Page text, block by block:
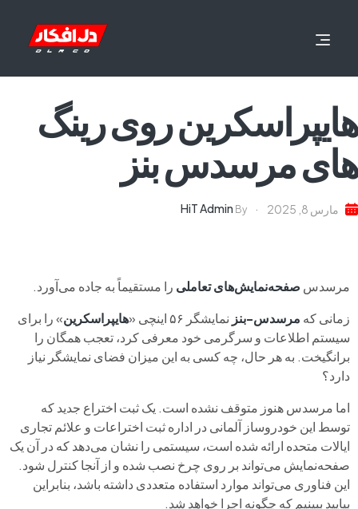
هایپراسکرین روی رینگ
های مرسدس بنز
مارس 8, 2025 By
HiT Admin
مرسدس صفحه‌نمایش‌های تعاملی را مستقیماً به جاده می‌آورد.
زمانی که مرسدس-بنز نمایشگر ۵۶ اینچی « هایپراسکرین» را برای
سیستم اطلاعات و سرگرمی خود معرفی کرد، تعجب همگان را
برانگیخت. به هر حال، چه کسی به این میزان فضای نمایشگر نیاز
دارد؟
اما مرسدس هنوز متوقف نشده است. یک ثبت اختراع جدید که
توسط این خودروساز آلمانی در اداره ثبت اختراعات و علائم تجاری
ایالات متحده ارائه شده است، سیستمی را نشان می‌دهد که در آن یک
صفحه‌نمایش می‌تواند بر روی چرخ نصب شده و از آنجا کنترل شود.
این فناوری می‌تواند موارد استفاده متعددی داشته باشد، بنابراین
بیایید ببینیم که چگونه اجرا خواهد شد.